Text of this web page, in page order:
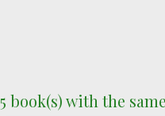
5 book(s) with the